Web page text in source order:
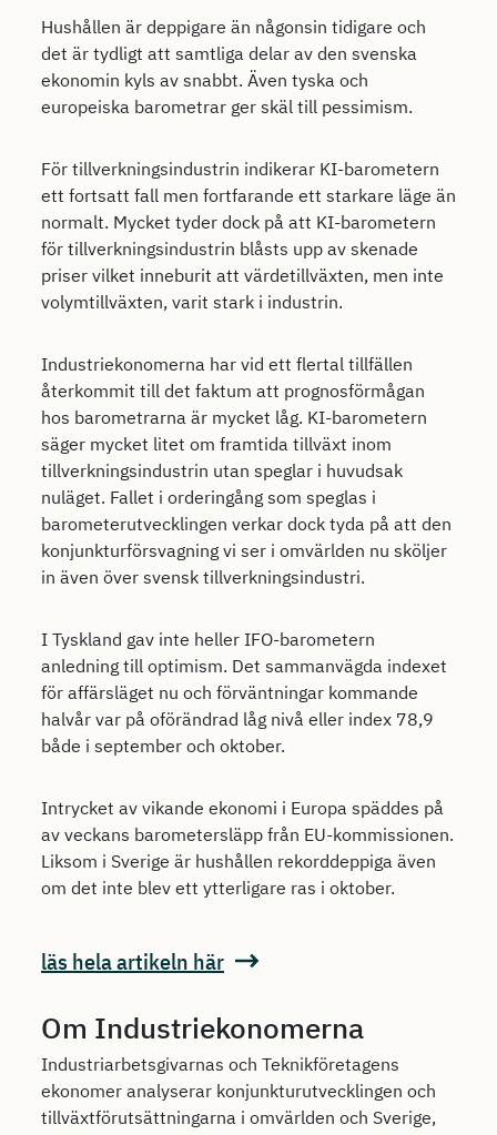
Hushållen är deppigare än någonsin tidigare och
det är tydligt att samtliga delar av den svenska
ekonomin kyls av snabbt. Även tyska och
europeiska barometrar ger skäl till pessimism.
För tillverkningsindustrin indikerar KI-barometern
ett fortsatt fall men fortfarande ett starkare läge än
normalt. Mycket tyder dock på att KI-barometern
för tillverkningsindustrin blåsts upp av skenade
priser vilket inneburit att värdetillväxten, men inte
volymtillväxten, varit stark i industrin.
Industriekonomerna har vid ett flertal tillfällen
återkommit till det faktum att prognosförmågan
hos barometrarna är mycket låg. KI-barometern
säger mycket litet om framtida tillväxt inom
tillverkningsindustrin utan speglar i huvudsak
nuläget. Fallet i orderingång som speglas i
barometerutvecklingen verkar dock tyda på att den
konjunkturförsvagning vi ser i omvärlden nu sköljer
in även över svensk tillverkningsindustri.
I Tyskland gav inte heller IFO-barometern
anledning till optimism. Det sammanvägda indexet
för affärsläget nu och förväntningar kommande
halvår var på oförändrad låg nivå eller index 78,9
både i september och oktober.
Intrycket av vikande ekonomi i Europa späddes på
av veckans barometersläpp från EU-kommissionen.
Liksom i Sverige är hushållen rekorddeppiga även
om det inte blev ett ytterligare ras i oktober.
läs hela artikeln här
Om Industriekonomerna
Industriarbetsgivarnas och Teknikföretagens
ekonomer analyserar konjunkturutvecklingen och
tillväxtförutsättningarna i omvärlden och Sverige,